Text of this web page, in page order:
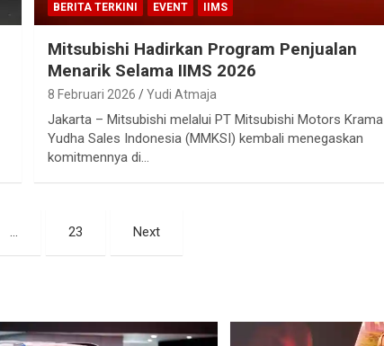
BERITA TERKINI EVENT IIMS
Mitsubishi Hadirkan Program Penjualan
Menarik Selama IIMS 2026
8 Februari 2026 Yudi Atmaja
Jakarta – Mitsubishi melalui PT Mitsubishi Motors Krama
Yudha Sales Indonesia (MMKSI) kembali menegaskan
komitmennya di…
… 23 Next